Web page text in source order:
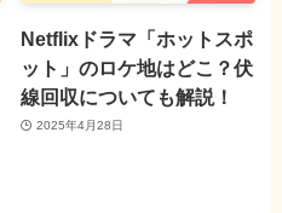
Netflixドラマ「ホットスポ
ット」のロケ地はどこ？伏
線回収についても解説！
2025年4月28日